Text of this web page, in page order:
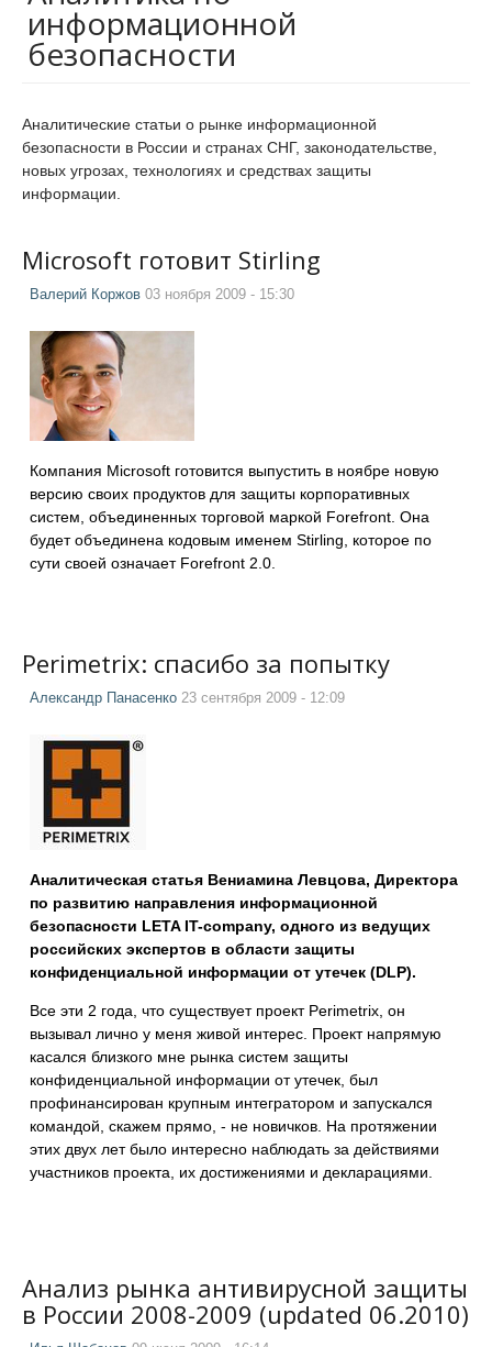
информационной
безопасности
Аналитические статьи о рынке информационной
безопасности в России и странах СНГ, законодательстве,
новых угрозах, технологиях и средствах защиты
информации.
Microsoft готовит Stirling
Валерий Коржов 03 ноября 2009 - 15:30
Компания Microsoft готовится выпустить в ноябре новую
версию своих продуктов для защиты корпоративных
систем, объединенных торговой маркой Forefront. Она
будет объединена кодовым именем Stirling, которое по
сути своей означает Forefront 2.0.
Perimetrix: спасибо за попытку
Александр Панасенко 23 сентября 2009 - 12:09
Аналитическая статья Вениамина Левцова, Директора
по развитию направления информационной
безопасности LETA IT-company, одного из ведущих
российских экспертов в области защиты
конфиденциальной информации от утечек (DLP).
Все эти 2 года, что существует проект Perimetrix, он
вызывал лично у меня живой интерес. Проект напрямую
касался близкого мне рынка систем защиты
конфиденциальной информации от утечек, был
профинансирован крупным интегратором и запускался
командой, скажем прямо, - не новичков. На протяжении
этих двух лет было интересно наблюдать за действиями
участников проекта, их достижениями и декларациями.
Анализ рынка антивирусной защиты
в России 2008-2009 (updated 06.2010)